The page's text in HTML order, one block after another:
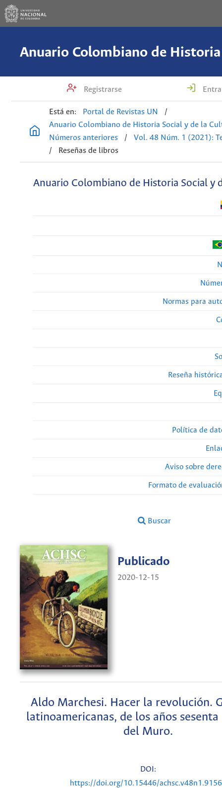
Registrarse
Está en: Portal de Revistas UN
/
Anuario Colombiano de Historia Social y de la
Números anteriores
/
Vol. 48 Núm. 1 (2021):
/
Reseñas de libros
Anuario Colombiano de Historia Social y
Normas para
Reseña
Política de
Aviso sobre
Formato de
Buscar
Publicado
2020-12-15
Aldo Marchesi. Hacer la revolución.
latinoamericanas, de los años sesenta
del Muro.
DOI:
https://doi.org/10.15446/